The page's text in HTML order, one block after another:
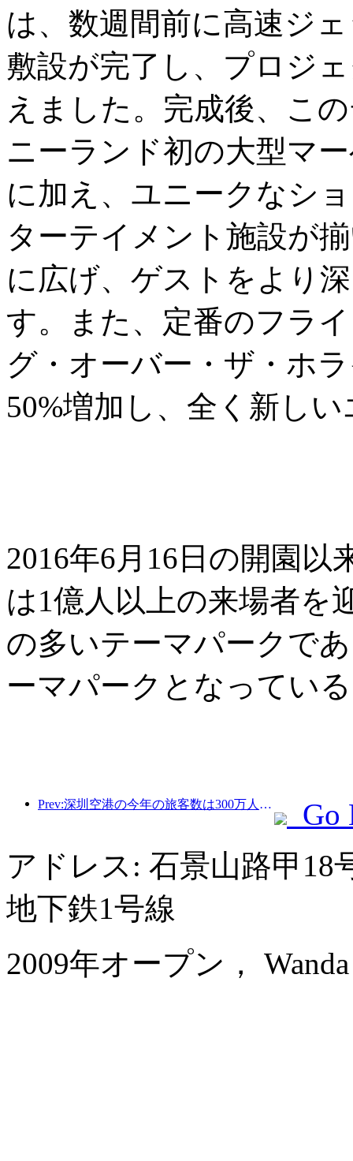
は、数週間前に高速ジ
敷設が完了し、プロジ
えました。完成後、こ
ニーランド初の大型マ
に加え、ユニークなシ
ターテイメント施設が
に広げ、ゲストをより
す。また、定番のフラ
グ・オーバー・ザ・ホ
50%増加し、全く新し
2016年6月16日の開園
は1億人以上の来場者を
の多いテーマパークで
ーマパークとなってい
Prev:深圳空港の今年の旅客数は300万人を超え、同期間の新記録を樹立した。
Go
アドレス: 石景山路甲18
地下鉄1号線
2009年オープン，